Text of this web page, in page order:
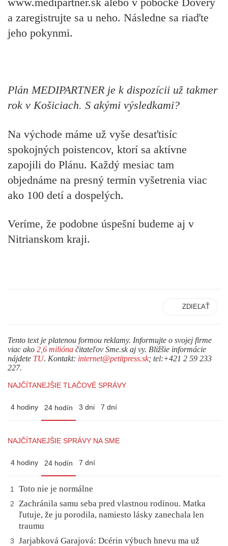
a zaregistrujte sa u neho. Následne sa riaďte
jeho pokynmi.
Plán MEDIPARTNER je k dispozícii už takmer
rok v Košiciach. S akými výsledkami?
Na východe máme už vyše desaťtisíc
spokojných poistencov, ktorí sa aktívne
zapojili do Plánu. Každý mesiac tam
objednáme na presný termín vyšetrenia viac
ako 100 detí a dospelých.
Veríme, že podobne úspešní budeme aj v
Nitrianskom kraji.
ZDIEĽAŤ
Tento text je platenou formou reklamy. Informujte o svojej firme
viac ako 2,6 milióna čitateľov Sme.sk aj vy. Bližšie informácie
nájdete TU. Kontakt: internet@petitpress.sk; tel:+421 2 59 233
227.
NAJČÍTANEJŠIE TLAČOVÉ SPRÁVY
4 hodiny 24 hodín 3 dni 7 dní
NAJČÍTANEJŠIE SPRÁVY NA SME
4 hodiny 24 hodín 7 dní
1 Toto nie je normálne
2
Zachránila samu seba pred vlastnou rodinou. Matka
ľutuje, že ju porodila, namiesto lásky zanechala len
traumu
3
Jarjabková Garajová: Dcérin výbuch hnevu ma už